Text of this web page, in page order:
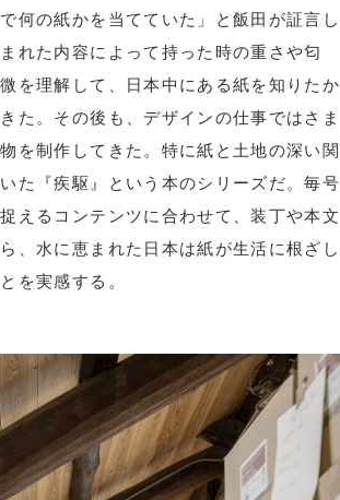
何の紙かを当てていた」と飯田が証言し
れた内容によって持った時の重さや匂
を理解して、日本中にある紙を知りたか
た。その後も、デザインの仕事ではさま
を制作してきた。特に紙と土地の深い関
た『疾駆』という本のシリーズだ。毎号
えるコンテンツに合わせて、装丁や本文
、水に恵まれた日本は紙が生活に根ざし
を実感する。